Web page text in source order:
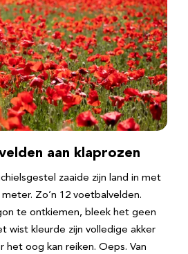
aan klaprozen
zaaide zijn land in met
Zo’n 12 voetbalvelden.
te ontkiemen, bleek het geen
wist kleurde zijn volledige akker
het oog kan reiken. Oeps. Van